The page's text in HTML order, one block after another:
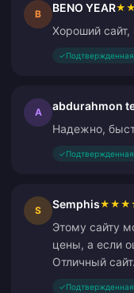
B BENO YEAR★ ★
Хороший сайт,
✓
A abdurahmon
Надежно,
✓
S Semphis★ ★ ★
Этому сайту
цены, а если
Отличный сайт.
✓